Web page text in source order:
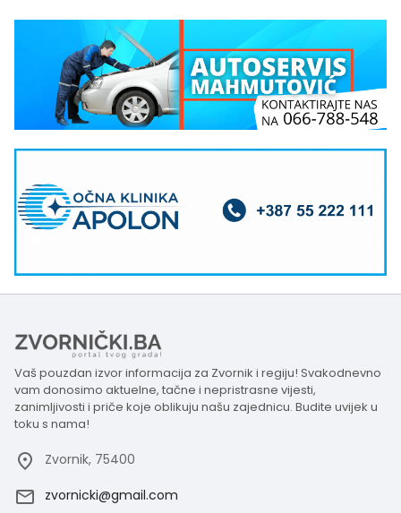
Vaš pouzdan izvor informacija za Zvornik i regiju! Svakodnevno
vam donosimo aktuelne, tačne i nepristrasne vijesti,
zanimljivosti i priče koje oblikuju našu zajednicu. Budite uvijek u
toku s nama!
Zvornik, 75400
zvornicki@gmail.com